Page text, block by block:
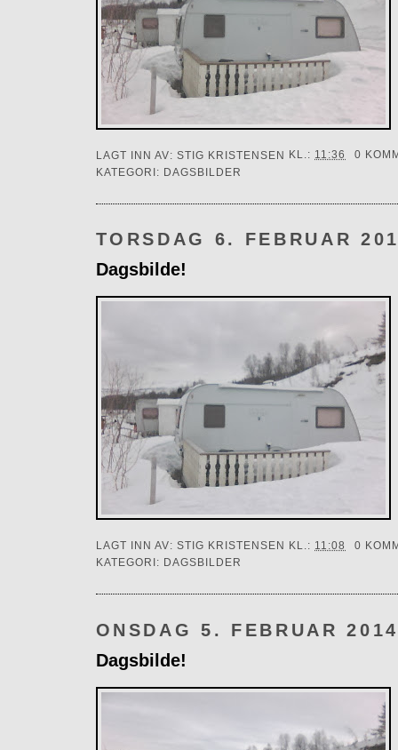
LAGT INN AV: STIG KRISTENSEN KL.: 11:36
0
KATEGORI: DAGSBILDER
TORSDAG 6. FEBRUAR
Dagsbilde!
LAGT INN AV: STIG KRISTENSEN KL.: 11:08
0
KATEGORI: DAGSBILDER
ONSDAG 5. FEBRUAR
Dagsbilde!